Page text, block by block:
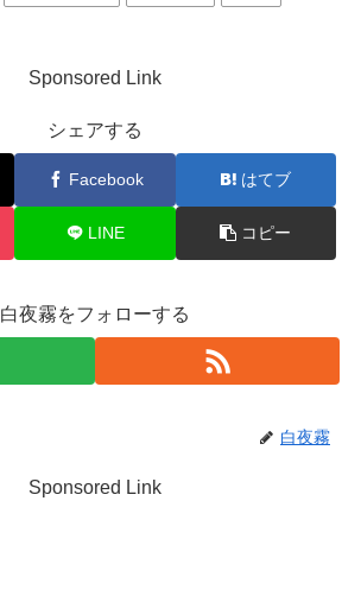
Sponsored Link
シェアする
Facebook はてブ
LINE コピー
白夜霧をフォローする
白夜霧
Sponsored Link